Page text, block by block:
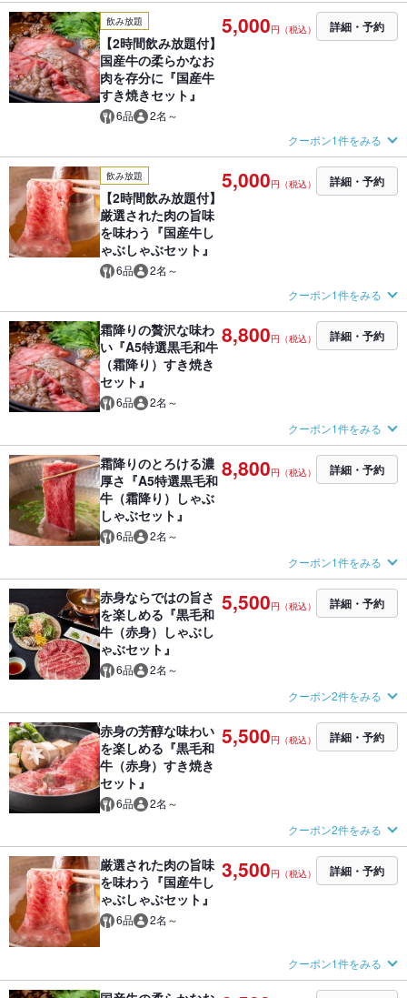
飲み放題
【2時間飲み放題付】
国産牛の柔らかなお
肉を存分に『国産牛
すき焼きセット』
6品 2名～
5,000円（税込） 詳細・予約
クーポン1件をみる
飲み放題
【2時間飲み放題付】
厳選された肉の旨味
を味わう『国産牛し
ゃぶしゃぶセット』
6品 2名～
5,000円（税込） 詳細・予約
クーポン1件をみる
霜降りの贅沢な味わ
い『A5特選黒毛和牛
（霜降り）すき焼き
セット』
6品 2名～
8,800円（税込） 詳細・予約
クーポン1件をみる
霜降りのとろける濃
厚さ『A5特選黒毛和
牛（霜降り）しゃぶ
しゃぶセット』
6品 2名～
8,800円（税込） 詳細・予約
クーポン1件をみる
赤身ならではの旨さ
を楽しめる『黒毛和
牛（赤身）しゃぶし
ゃぶセット』
6品 2名～
5,500円（税込） 詳細・予約
クーポン2件をみる
赤身の芳醇な味わい
を楽しめる『黒毛和
牛（赤身）すき焼き
セット』
6品 2名～
5,500円（税込） 詳細・予約
クーポン2件をみる
厳選された肉の旨味
を味わう『国産牛し
ゃぶしゃぶセット』
6品 2名～
3,500円（税込） 詳細・予約
クーポン1件をみる